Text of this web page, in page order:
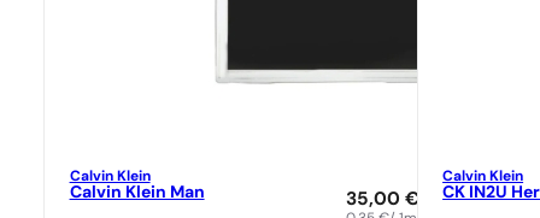
Calvin Klein
Calvin Klein Man 35,00 €
Calvin Klein
CK IN2U Her